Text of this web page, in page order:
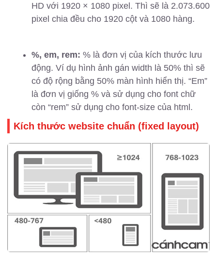
HD với 1920 × 1080 pixel. Thì sẽ là 2.073.600
pixel chia đều cho 1920 cột và 1080 hàng.
%, em, rem: % là đơn vị của kích thước lưu
động. Ví dụ hình ảnh gán width là 50% thì sẽ
có độ rộng bằng 50% màn hình hiển thị. “Em”
là đơn vị giống % và sử dụng cho font chữ
còn “rem” sử dụng cho font-size của html.
Kích thước website chuẩn (fixed layout)